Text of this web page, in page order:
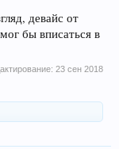
девайс от
бы вписаться в
23 сен 2018